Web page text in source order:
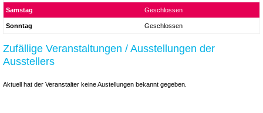
Samstag Geschlossen
Sonntag Geschlossen
Zufällige Veranstaltungen / Ausstellungen der
Ausstellers
Aktuell hat der Veranstalter keine Austellungen bekannt gegeben.